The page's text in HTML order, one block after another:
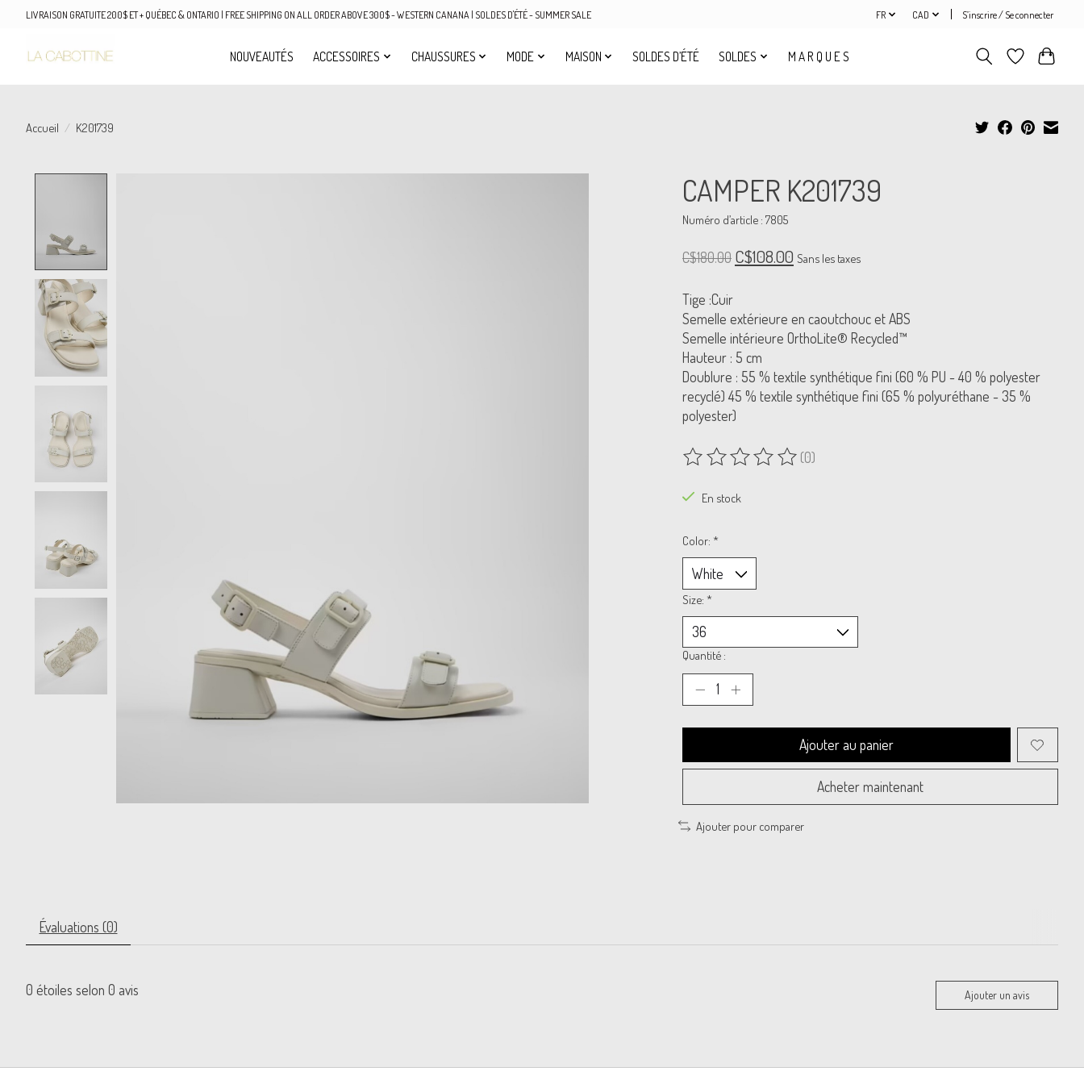
LIVRAISON GRATUITE 200$ ET + QUÉBEC & ONTARIO | FREE SHIPPING ON ALL ORDER ABOVE 300$ - WESTERN CANANA | SOLDES D'ÉTÉ - SUMMER SALE FR CAD S’inscrire / Se connecter
NOUVEAUTÉS ACCESSOIRES CHAUSSURES MODE MAISON SOLDES D’ÉTÉ SOLDES M A R Q U E S
Accueil / K201739
CAMPER K201739
Numéro d’article : 7805
C$180.00 C$108.00 Sans les taxes
Tige :Cuir
Semelle extérieure en caoutchouc et ABS
Semelle intérieure OrthoLite® Recycled™
Hauteur : 5 cm
Doublure : 55 % textile synthétique fini (60 % PU - 40 % polyester
recyclé) 45 % textile synthétique fini (65 % polyuréthane - 35 %
polyester)
Ce produit est évalué à0
(0)
En stock
Color: *
Size: *
Quantité :
Ajouter au panier
Acheter maintenant
Ajouter pour comparer
Évaluations (0)
0 étoiles selon 0 avis Ajouter un avis